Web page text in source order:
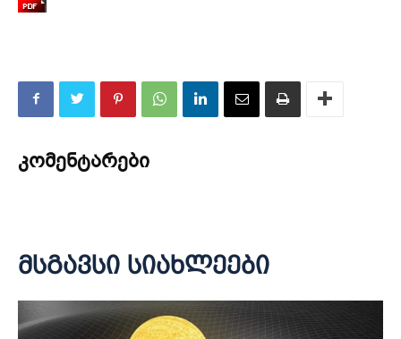
კომენტარები
მსგავსი სიახლეები